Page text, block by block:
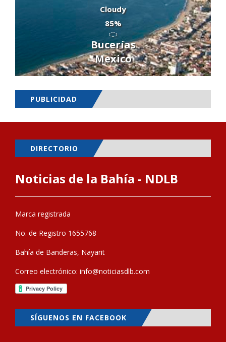
Cloudy
85%
Bucerías
Mexico
PUBLICIDAD
DIRECTORIO
Noticias de la Bahía - NDLB
Marca registrada
No. de Registro 1655768
Bahía de Banderas, Nayarit
Correo electrónico: info@noticiasdlb.com
SÍGUENOS EN FACEBOOK